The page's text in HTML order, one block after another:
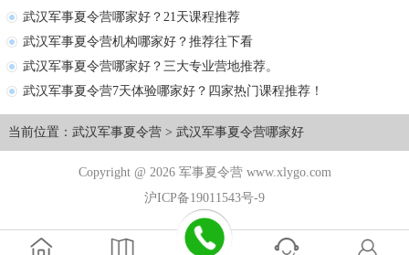
武汉军事夏令营哪家好？21天课程推荐
武汉军事夏令营机构哪家好？推荐往下看
武汉军事夏令营哪家好？三大专业营地推荐。
武汉军事夏令营7天体验哪家好？四家热门课程推荐！
当前位置： 武汉军事夏令营> 武汉军事夏令营哪家好
Copyright @ 2026 军事夏令营 www.xlygo.com
沪ICP备19011543号-9